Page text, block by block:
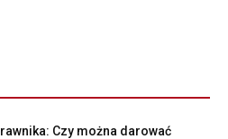
Czy można darować